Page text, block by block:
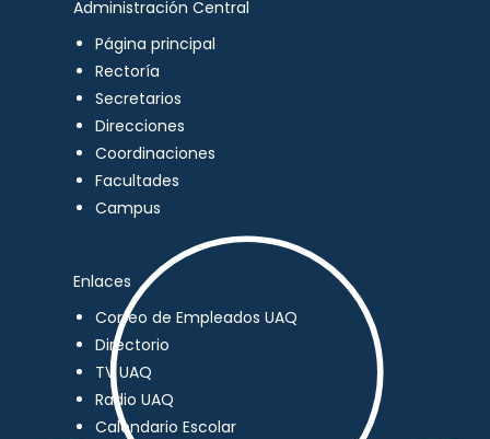
Administración Central
Página principal
Rectoría
Secretarios
Direcciones
Coordinaciones
Facultades
Campus
Enlaces
Correo de Empleados UAQ
Directorio
TV UAQ
Radio UAQ
Calendario Escolar